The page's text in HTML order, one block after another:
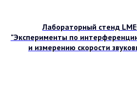
Лабораторный стенд
"Эксперименты по
и измерению скорости